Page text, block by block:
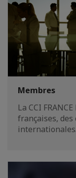
Membres
La CCI
françaises,
internationales.